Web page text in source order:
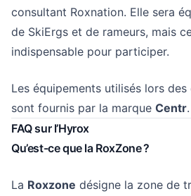
consultant Roxnation. Elle sera
de SkiErgs et de rameurs, mais
indispensable pour participer.
Les équipements utilisés lors des
sont fournis par la marque Centr.
FAQ sur l’Hyrox
Qu’est-ce que la RoxZone ?
La Roxzone désigne la zone de